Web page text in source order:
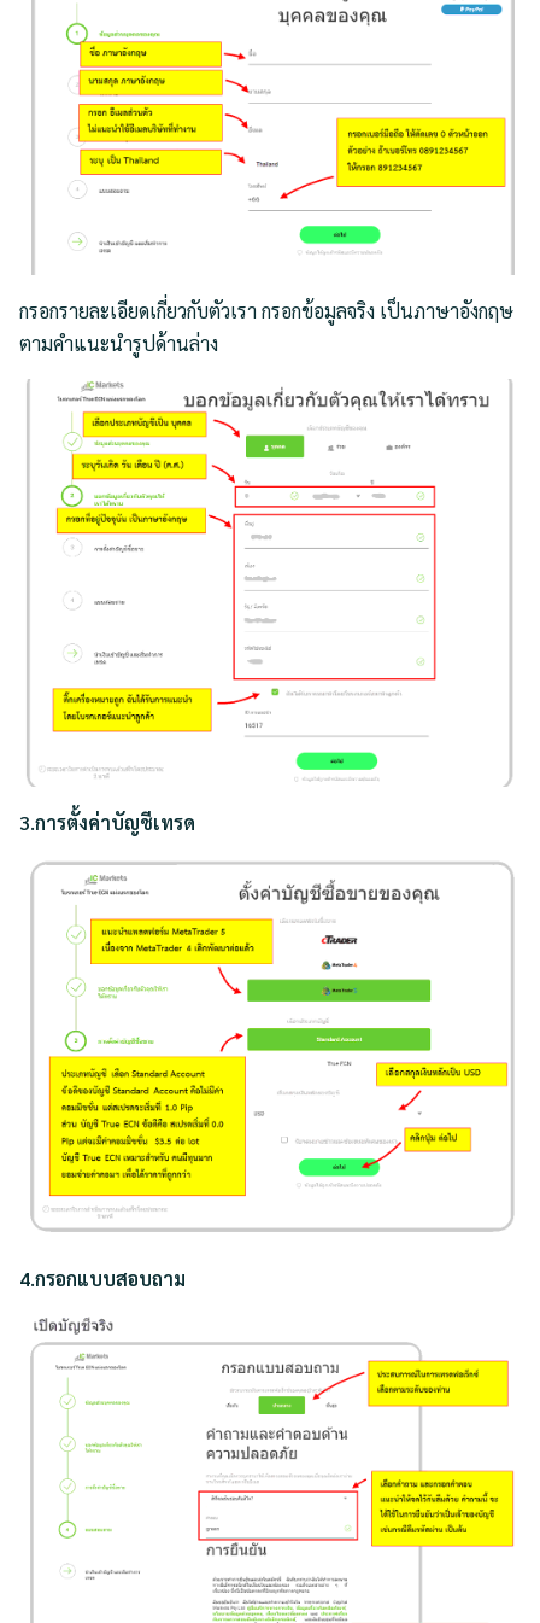
กรอกรายละเอียดเกี่ยวกับตัวเรา กรอกข้อมูลจริง เป็นภาษาอังกฤษ
ตามคำแนะนำรูปด้านล่าง
3.การตั้งค่าบัญชีเทรด
4.กรอกแบบสอบถาม